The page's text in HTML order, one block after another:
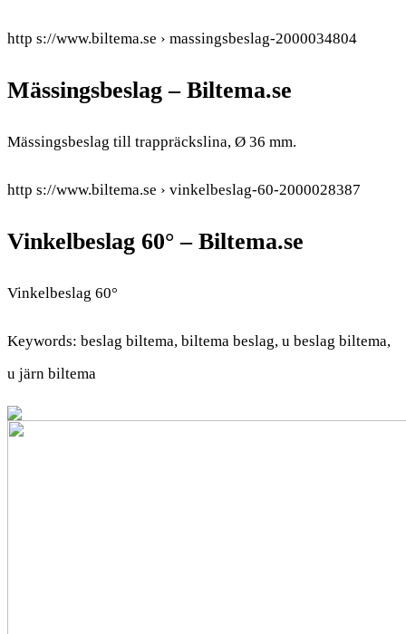
http s://www.biltema.se › massingsbeslag-2000034804
Mässingsbeslag – Biltema.se
Mässingsbeslag till trappräckslina, Ø 36 mm.
http s://www.biltema.se › vinkelbeslag-60-2000028387
Vinkelbeslag 60° – Biltema.se
Vinkelbeslag 60°
Keywords: beslag biltema, biltema beslag, u beslag biltema,
u järn biltema